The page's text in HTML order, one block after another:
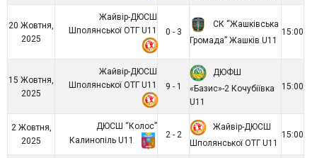
20 Жовтня,
2025
Жайвір-ДЮСШ
Шполянської ОТГ U11
0 - 3
СК “Жашківська
Громада” Жашків U11
15:00
15 Жовтня,
2025
Жайвір-ДЮСШ
Шполянської ОТГ U11
9 - 1
ДЮФШ
«Базис»-2 Кочубіївка
U11
15:00
2 Жовтня,
2025
ДЮСШ “Колос”
Калинопіль U11
2 - 2
Жайвір-ДЮСШ
Шполянської ОТГ U11
15:00